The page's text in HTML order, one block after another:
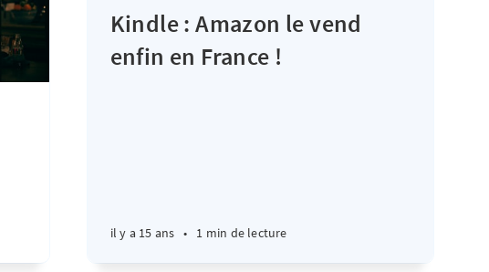
Kindle : Amazon le vend
enfin en France !
il y a 15 ans • 1 min de lecture